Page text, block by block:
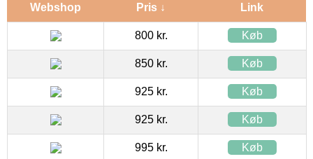
Webshop Pris ↓ Link
800 kr. Køb
850 kr. Køb
925 kr. Køb
925 kr. Køb
995 kr. Køb